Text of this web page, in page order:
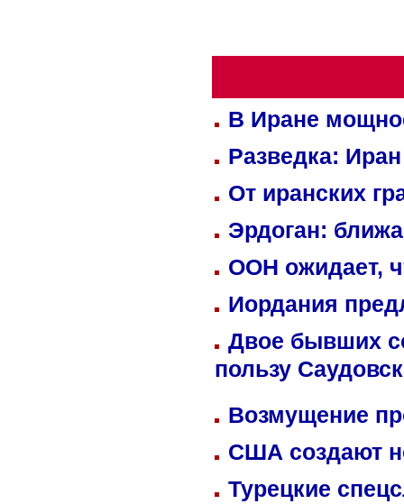
В Иране
Разведка:
От иранских
Эрдоган:
ООН ожидает,
Иордания
Двое бывших
пользу
Возмущение
США создают
Турецкие